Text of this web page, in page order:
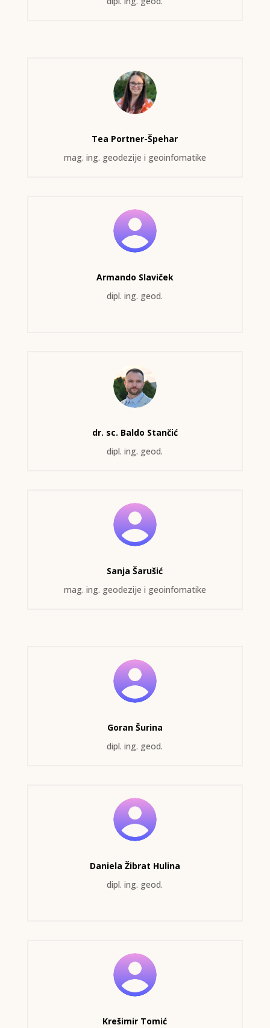
Tea Portner-Špehar
mag. ing. geodezije i geoinfomatike
Armando Slaviček
dipl. ing. geod.
dr. sc. Baldo Stančić
dipl. ing. geod.
Sanja Šarušić
mag. ing. geodezije i geoinfomatike
Goran Šurina
dipl. ing. geod.
Daniela Žibrat Hulina
dipl. ing. geod.
Krešimir Tomić